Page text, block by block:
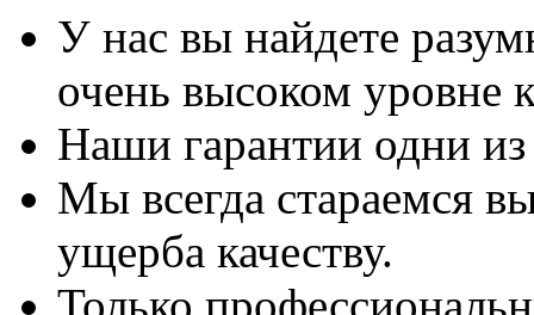
У нас вы найдете
очень высоком уровне
Наши гарантии одни
Мы всегда стараемся
ущерба качеству.
Только